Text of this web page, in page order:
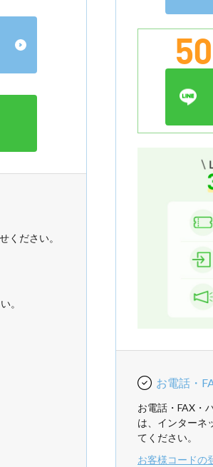
ください。
。
お電話・
お電話・FAX・
は、インターネ
てください。
お客様コードの